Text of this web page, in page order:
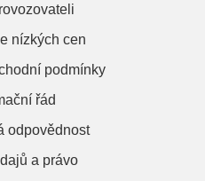
nízkých cen
podmínky
řád
odpovědnost
a právo